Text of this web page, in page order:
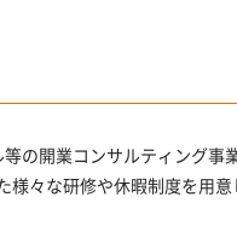
の開業コンサルティング事
様々な研修や休暇制度を用意